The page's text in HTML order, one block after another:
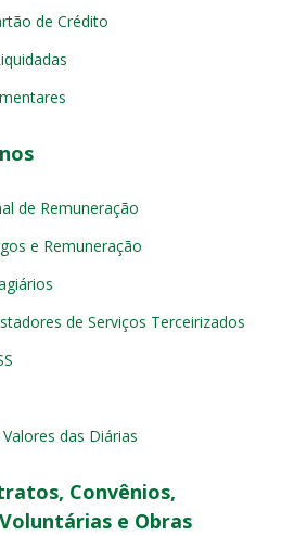
de Crédito
de Remuneração
e Remuneração
de Serviços Terceirizados
das Diárias
Convênios,
e Obras